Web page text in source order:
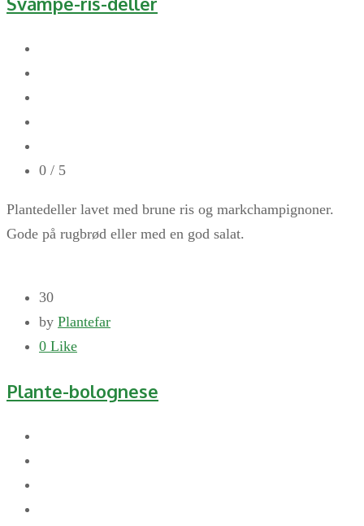
0 / 5
Plantedeller lavet med brune ris og markchampignoner.
Gode på rugbrød eller med en god salat.
30
by Plantefar
0 Like
Plante-bolognese